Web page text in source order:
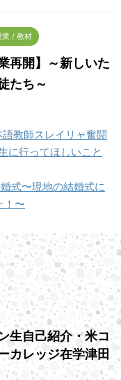
業 / 教材
再開】～新しいた
たち～
語教師スレイリャ奮闘
行ってほしいこと
式〜現地の結婚式に
！〜
生自己紹介・米コ
カレッジ在学津田